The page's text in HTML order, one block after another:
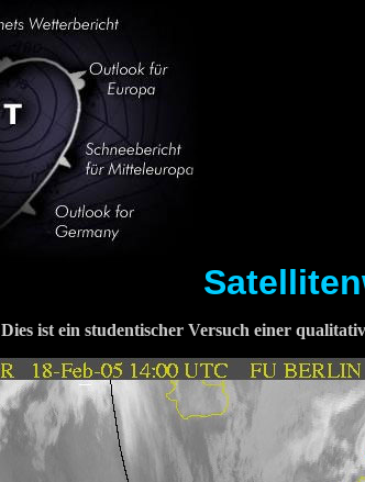
Dies ist ein studentischer Versuch einer